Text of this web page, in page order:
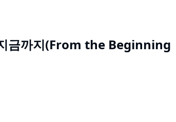
금까지(From the Beginning